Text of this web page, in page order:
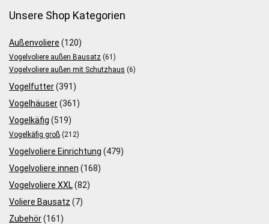
Unsere Shop Kategorien
Außenvoliere (120)
Vogelvoliere außen Bausatz (61)
Vogelvoliere außen mit Schutzhaus (6)
Vogelfutter(391)
Vogelhäuser(361)
Vogelkäfig (519)
Vogelkäfig groß (212)
Vogelvoliere Einrichtung (479)
Vogelvoliere innen (168)
Vogelvoliere XXL(82)
Voliere Bausatz (7)
Zubehör(161)